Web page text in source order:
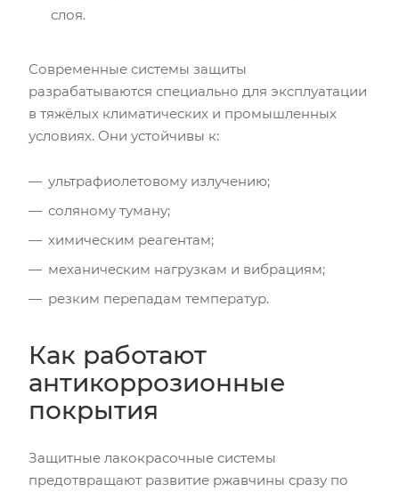
слоя.
Современные системы защиты
разрабатываются специально для эксплуатации
в тяжёлых климатических и промышленных
условиях. Они устойчивы к:
ультрафиолетовому излучению;
соляному туману;
химическим реагентам;
механическим нагрузкам и вибрациям;
резким перепадам температур.
Как работают
антикоррозионные
покрытия
Защитные лакокрасочные системы
предотвращают развитие ржавчины сразу по